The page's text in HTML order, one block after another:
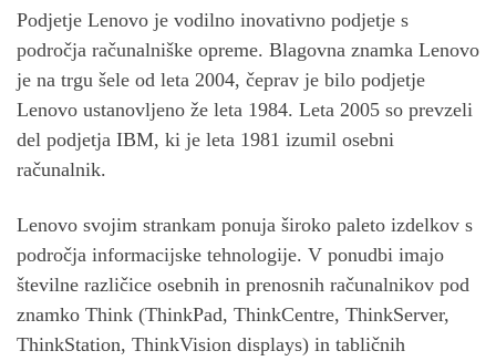
Podjetje Lenovo je vodilno inovativno podjetje s
področja računalniške opreme. Blagovna znamka Lenovo
je na trgu šele od leta 2004, čeprav je bilo podjetje
Lenovo ustanovljeno že leta 1984. Leta 2005 so prevzeli
del podjetja IBM, ki je leta 1981 izumil osebni
računalnik.
Lenovo svojim strankam ponuja široko paleto izdelkov s
področja informacijske tehnologije. V ponudbi imajo
številne različice osebnih in prenosnih računalnikov pod
znamko Think (ThinkPad, ThinkCentre, ThinkServer,
ThinkStation, ThinkVision displays) in tabličnih